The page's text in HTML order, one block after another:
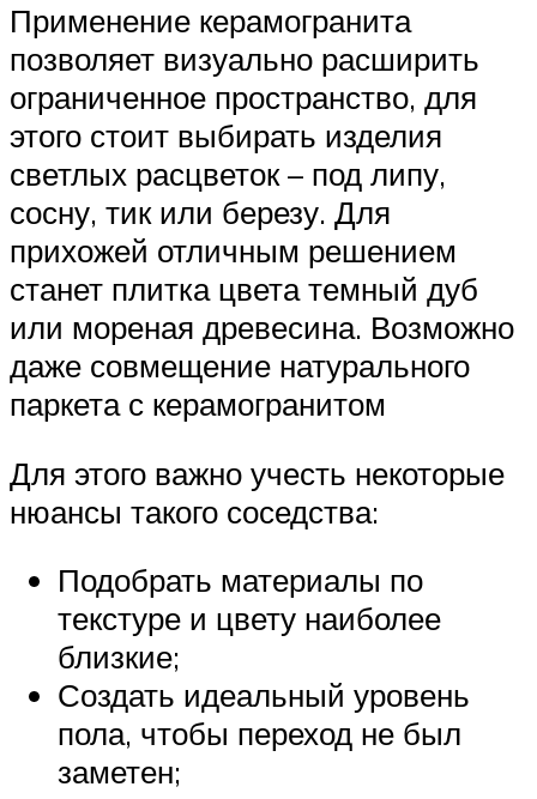
Применение керамогранита
позволяет визуально расширить
ограниченное пространство, для
этого стоит выбирать изделия
светлых расцветок – под липу,
сосну, тик или березу. Для
прихожей отличным решением
станет плитка цвета темный дуб
или мореная древесина. Возможно
даже совмещение натурального
паркета с керамогранитом
Для этого важно учесть некоторые
нюансы такого соседства:
Подобрать материалы по
текстуре и цвету наиболее
близкие;
Создать идеальный уровень
пола, чтобы переход не был
заметен;